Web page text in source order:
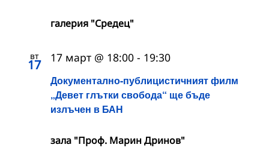
галерия "Средец"
вт
17
Документално-публицистичният филм
„Девет глътки свобода“ ще бъде
излъчен в БАН
17 март @ 18:00 - 19:30
зала "Проф. Марин Дринов"